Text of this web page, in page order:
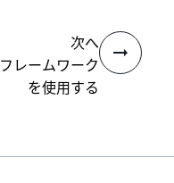
次へ
フレームワーク
を使用する